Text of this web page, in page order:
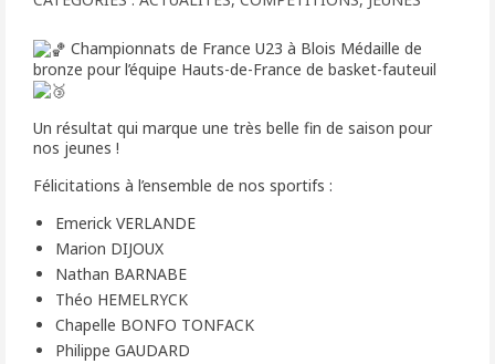
Championnats de France U23 à Blois Médaille de
bronze pour l’équipe Hauts-de-France de basket-fauteuil
Un résultat qui marque une très belle fin de saison pour
nos jeunes !
Félicitations à l’ensemble de nos sportifs :
Emerick VERLANDE
Marion DIJOUX
Nathan BARNABE
Théo HEMELRYCK
Chapelle BONFO TONFACK
Philippe GAUDARD